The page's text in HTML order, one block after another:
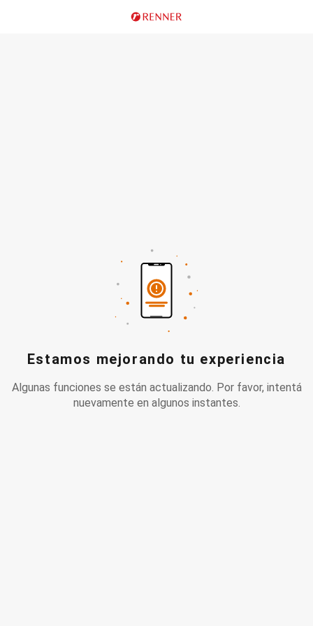
Estamos mejorando tu experiencia
Algunas funciones se están actualizando. Por favor, intentá
nuevamente en algunos instantes.